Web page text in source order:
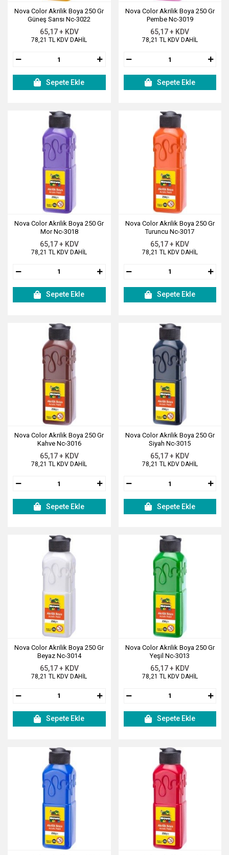
Nova Color Akrilik Boya 250 Gr
Güneş Sarısı Nc-3022
65,17 + KDV
78,21 TL KDV DAHİL
Sepete Ekle
Nova Color Akrilik Boya 250 Gr
Pembe Nc-3019
65,17 + KDV
78,21 TL KDV DAHİL
Sepete Ekle
Nova Color Akrilik Boya 250 Gr
Mor Nc-3018
65,17 + KDV
78,21 TL KDV DAHİL
Sepete Ekle
Nova Color Akrilik Boya 250 Gr
Turuncu Nc-3017
65,17 + KDV
78,21 TL KDV DAHİL
Sepete Ekle
Nova Color Akrilik Boya 250 Gr
Kahve Nc-3016
65,17 + KDV
78,21 TL KDV DAHİL
Sepete Ekle
Nova Color Akrilik Boya 250 Gr
Siyah Nc-3015
65,17 + KDV
78,21 TL KDV DAHİL
Sepete Ekle
Nova Color Akrilik Boya 250 Gr
Beyaz Nc-3014
65,17 + KDV
78,21 TL KDV DAHİL
Sepete Ekle
Nova Color Akrilik Boya 250 Gr
Yeşil Nc-3013
65,17 + KDV
78,21 TL KDV DAHİL
Sepete Ekle